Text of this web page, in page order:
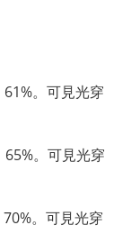
61%。
可見光穿
65%。
可見光穿
70%。
可見光穿